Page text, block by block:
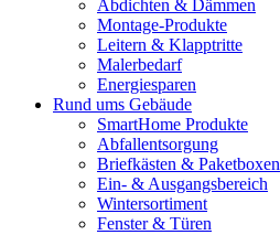
Abdichten & Dämmen
Montage-Produkte
Leitern & Klapptritte
Malerbedarf
Energiesparen
Rund ums Gebäude
SmartHome Produkte
Abfallentsorgung
Briefkästen & Paketboxen
Ein- & Ausgangsbereich
Wintersortiment
Fenster & Türen